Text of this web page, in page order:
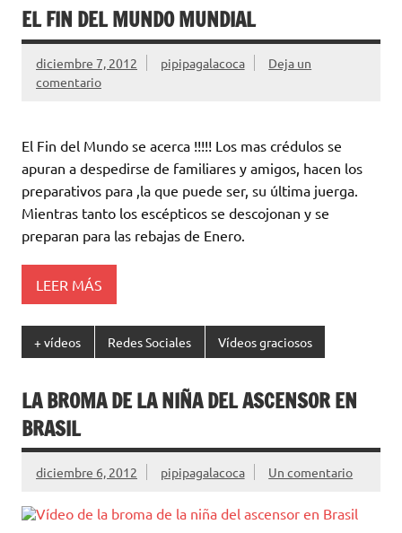
EL FIN DEL MUNDO MUNDIAL
diciembre 7, 2012 pipipagalacoca
Deja un
comentario
El Fin del Mundo se acerca !!!!! Los mas crédulos se
apuran a despedirse de familiares y amigos, hacen los
preparativos para ,la que puede ser, su última juerga.
Mientras tanto los escépticos se descojonan y se
preparan para las rebajas de Enero.
LEER MÁS
+ vídeos Redes Sociales Vídeos graciosos
LA BROMA DE LA NIÑA DEL ASCENSOR EN
BRASIL
diciembre 6, 2012 pipipagalacoca Un comentario